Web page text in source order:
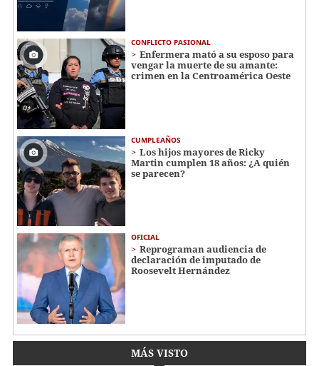
CONFLICTO PASIONAL
Enfermera mató a su esposo para
vengar la muerte de su amante:
crimen en la Centroamérica Oeste
CUMPLEAÑOS
Los hijos mayores de Ricky
Martin cumplen 18 años: ¿A quién
se parecen?
OFICIAL
Reprograman audiencia de
declaración de imputado de
Roosevelt Hernández
MÁS VISTO